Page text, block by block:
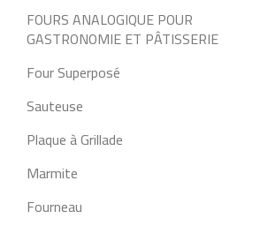
FOURS ANALOGIQUE POUR
GASTRONOMIE ET PÂTISSERIE
Four Superposé
Sauteuse
Plaque à Grillade
Marmite
Fourneau